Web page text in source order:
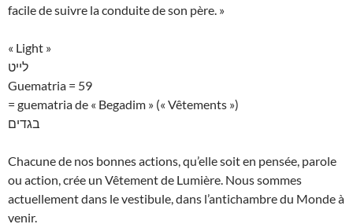
facile de suivre la conduite de son père. »
« Light »
לייט
Guematria = 59
= guematria de « Begadim » (« Vêtements »)
בגדים
Chacune de nos bonnes actions, qu’elle soit en pensée, parole
ou action, crée un Vêtement de Lumière. Nous sommes
actuellement dans le vestibule, dans l’antichambre du Monde à
venir.